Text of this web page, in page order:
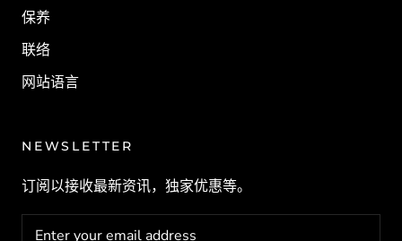
保养
联络
网站语言
NEWSLETTER
订阅以接收最新资讯，独家优惠等。